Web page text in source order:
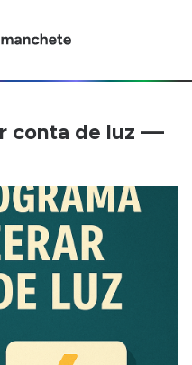
conta de luz —